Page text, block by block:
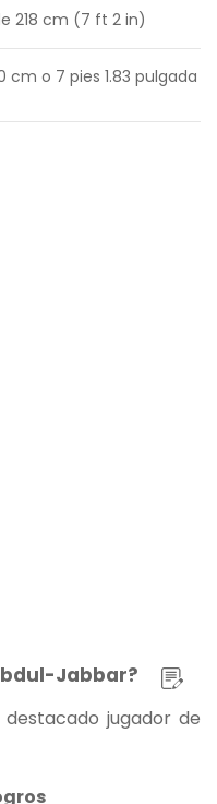
218 cm (7 ft 2 in)
cm o 7 pies 1.83 pulgada
Jabbar?
jugador de